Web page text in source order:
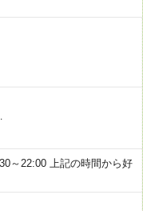
～22:00 上記の時間から好